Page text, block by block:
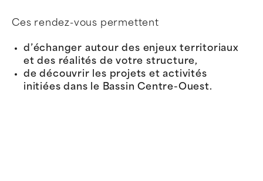
Ces rendez-vous permettent
d’échanger autour des enjeux territoriaux
et des réalités de votre structure,
de découvrir les projets et activités
initiées dans le Bassin Centre-Ouest.